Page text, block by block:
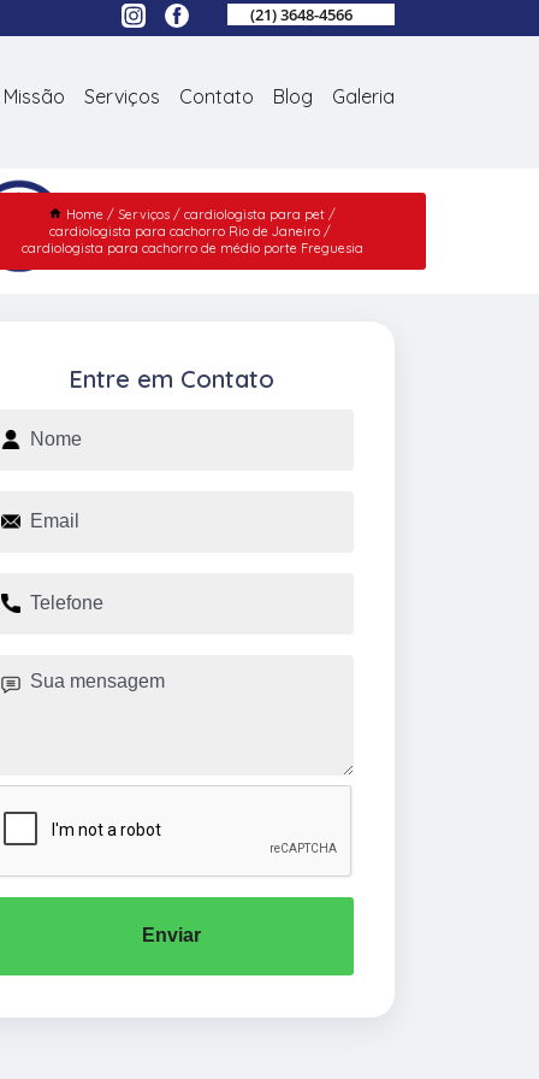
(21) 3648-4566
Missão Serviços Contato Blog Galeria
Home Serviços
cardiologista para pet
cardiologista para cachorro Rio de Janeiro
cardiologista para cachorro de médio porte Freguesia
Entre em Contato
Enviar